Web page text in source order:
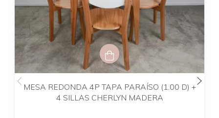
MESA REDONDA 4P TAPA PARAÍSO (1.00 D) +
4 SILLAS CHERLYN MADERA